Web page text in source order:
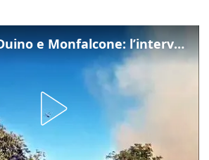
Incendio tra Duino e Monfalcone: l’intervento dei vigili del fuoco